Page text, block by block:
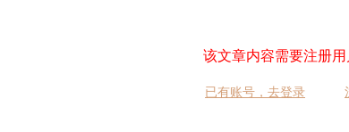
该文章内容需要注册
已有账号，去登录